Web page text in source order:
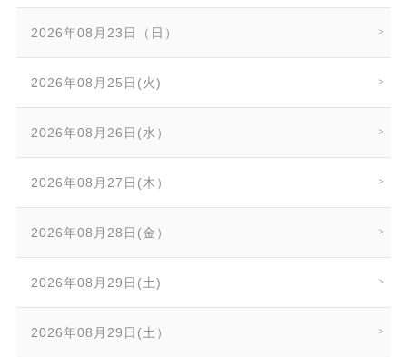
2026年08月23日（日）
2026年08月25日(火)
2026年08月26日(水）
2026年08月27日(木）
2026年08月28日(金）
2026年08月29日(土)
2026年08月29日(土）